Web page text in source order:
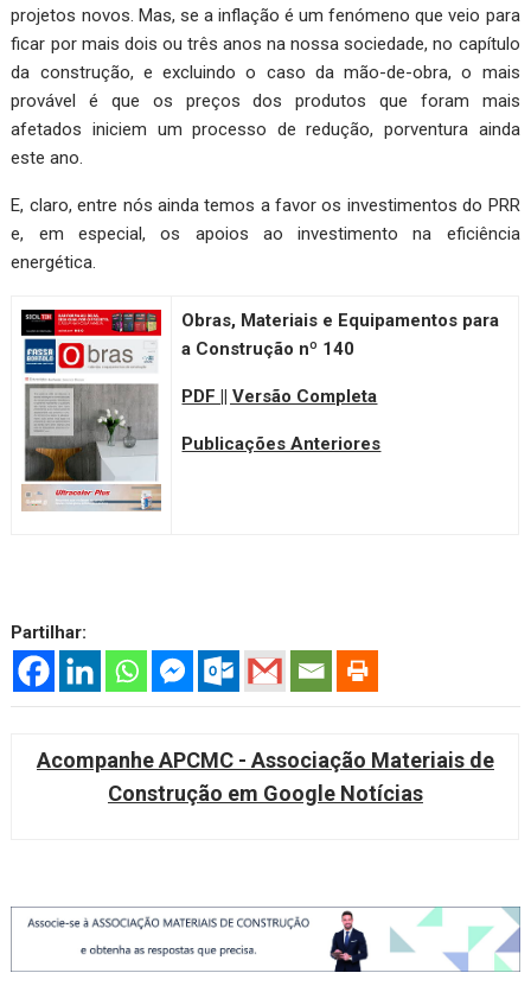
projetos novos. Mas, se a inflação é um fenómeno que veio para
ficar por mais dois ou três anos na nossa sociedade, no capítulo
da construção, e excluindo o caso da mão-de-obra, o mais
provável é que os preços dos produtos que foram mais
afetados iniciem um processo de redução, porventura ainda
este ano.
E, claro, entre nós ainda temos a favor os investimentos do PRR
e, em especial, os apoios ao investimento na eficiência
energética.
Obras, Materiais e Equipamentos para
a Construção nº 140
PDF || Versão Completa
Publicações Anteriores
Partilhar:
Acompanhe APCMC - Associação Materiais de
Construção em Google Notícias